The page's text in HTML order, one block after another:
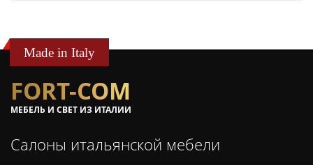
Made in Italy
FORT-COM
МЕБЕЛЬ И СВЕТ ИЗ ИТАЛИИ
Салоны итальянской мебели